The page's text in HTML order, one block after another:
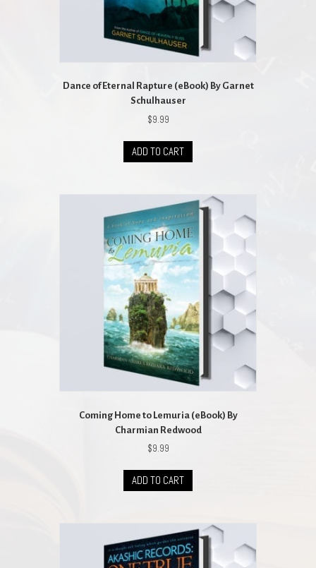
Dance of Eternal Rapture (eBook) By Garnet
Schulhauser
$9.99
ADD TO CART
Coming Home to Lemuria (eBook) By
Charmian Redwood
$9.99
ADD TO CART